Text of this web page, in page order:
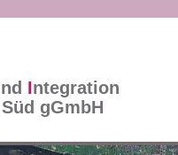
Integration
gGmbH